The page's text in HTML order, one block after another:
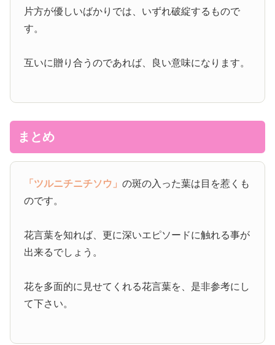
片方が優しいばかりでは、いずれ破綻するもので
す。
互いに贈り合うのであれば、良い意味になります。
まとめ
「ツルニチニチソウ」の斑の入った葉は目を惹くも
のです。
花言葉を知れば、更に深いエピソードに触れる事が
出来るでしょう。
花を多面的に見せてくれる花言葉を、是非参考にし
て下さい。